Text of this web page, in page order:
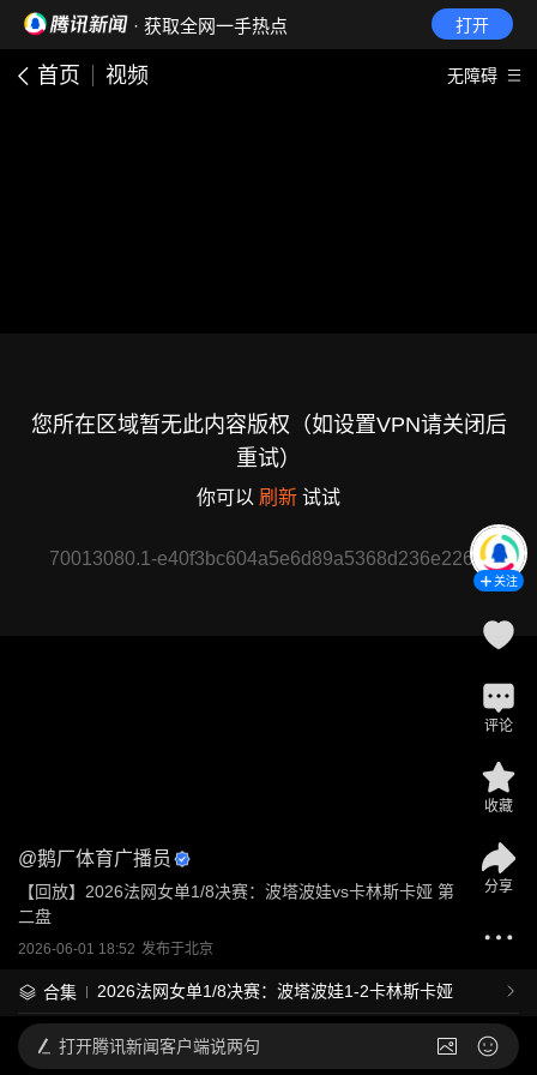
· 获取全网一手热点 打开
首页 视频 无障碍
您所在区域暂无此内容版权（如设置VPN请关闭后
重试）
你可以 刷新 试试
70013080.1-e40f3bc604a5e6d89a5368d236e2260f
@鹅厂体育广播员
【回放】2026法网女单1/8决赛：波塔波娃vs卡林斯卡娅 第
二盘
2026-06-01 18:52 发布于北京
合集 2026法网女单1/8决赛：波塔波娃1-2卡林斯卡娅
关注
评论
收藏
分享
打开腾讯新闻客户端说两句